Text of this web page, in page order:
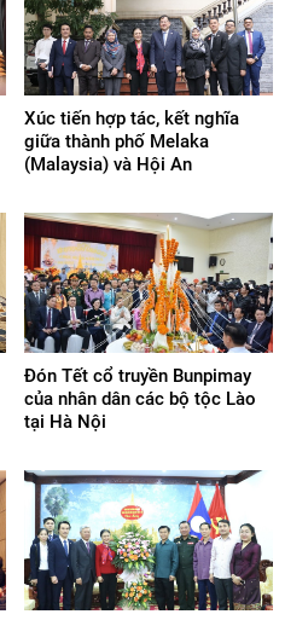
Xúc tiến hợp tác, kết nghĩa
giữa thành phố Melaka
(Malaysia) và Hội An
Đón Tết cổ truyền Bunpimay
của nhân dân các bộ tộc Lào
tại Hà Nội